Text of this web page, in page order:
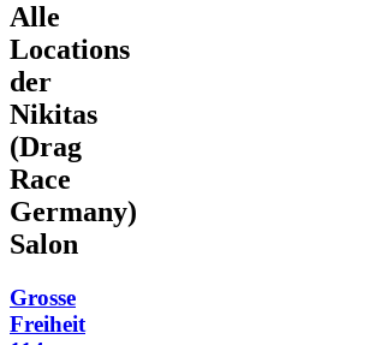
Alle
Locations
der
Nikitas
(Drag
Race
Germany)
Salon
Grosse
Freiheit